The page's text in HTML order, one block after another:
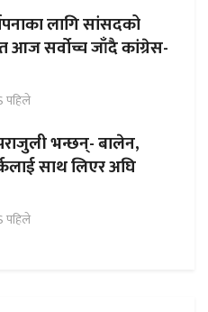
लागि सांसदको
आज सर्वोच्च जाँदै कांग्रेस-
पहिले
भन्छन्- बालेन,
साथ लिएर अघि
पहिले